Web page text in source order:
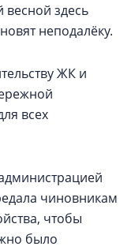
весной здесь
неподалёку.
ЖК и
всех
чиновникам
чтобы
было